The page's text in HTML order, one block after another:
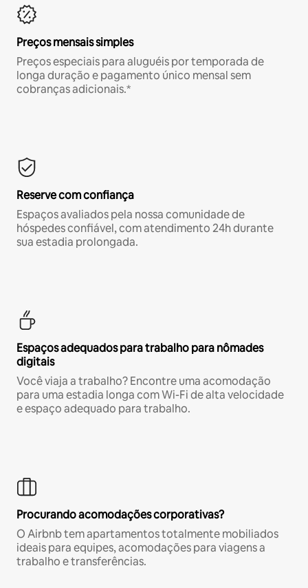
Preços mensais simples
Preços especiais para aluguéis por temporada de
longa duração e pagamento único mensal sem
cobranças adicionais.*
Reserve com confiança
Espaços avaliados pela nossa comunidade de
hóspedes confiável, com atendimento 24h durante
sua estadia prolongada.
Espaços adequados para trabalho para nômades
digitais
Você viaja a trabalho? Encontre uma acomodação
para uma estadia longa com Wi-Fi de alta velocidade
e espaço adequado para trabalho.
Procurando acomodações corporativas?
O Airbnb tem apartamentos totalmente mobiliados
ideais para equipes, acomodações para viagens a
trabalho e transferências.